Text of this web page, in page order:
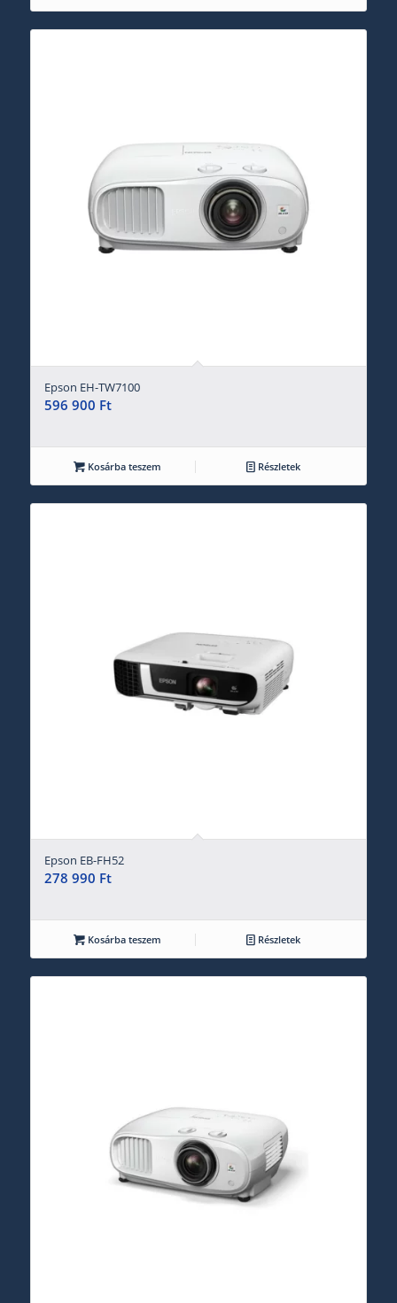
Epson EH-TW7100
596 900 Ft
Kosárba teszem Részletek
Epson EB-FH52
278 990 Ft
Kosárba teszem Részletek